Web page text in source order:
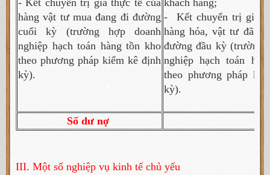
hàng vật tư mua đang đi đường
cuối kỳ (trường hợp doanh
nghiệp hạch toán hàng tồn kho
theo phương pháp kiểm kê định
kỳ).
-
Kết chuyển trị giá
hàng hóa, vật tư đã
đường đầu kỳ (trường
nghiệp hạch toán
theo phương pháp
kỳ).
Số dư nợ
III. Một số nghiệp vụ kinh tế chủ yếu